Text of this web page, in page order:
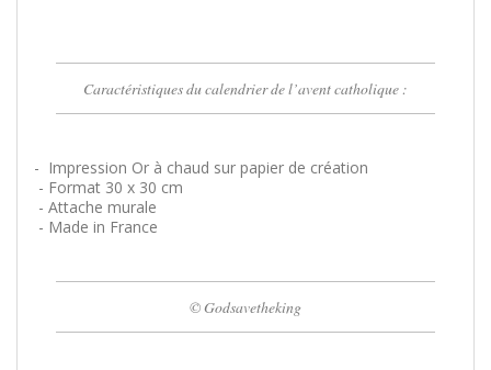
Caractéristiques du calendrier de l’avent catholique :
- Impression Or à chaud sur papier de création
- Format 30 x 30 cm
- Attache murale
- Made in France
© Godsavetheking